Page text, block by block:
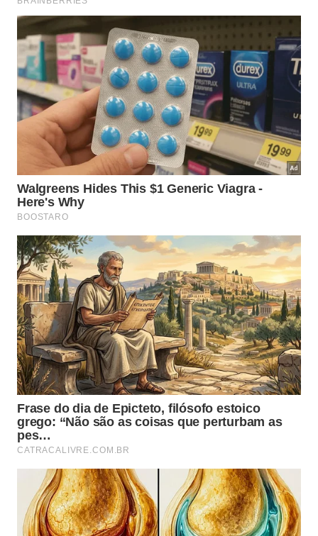
depois disso, se quiser conhecer a vista famosa das
fotos, é só seguir pela trilha por um trecho mais
íngreme até chegar no topo.
Para saber como chegar à Cachoeira do Paquetá,
clique aqui.
Buraco do Cação
Localizado no caminho para a famosa Praia do
Bonete, o Buraco do Cação chama a atenção tanto
dos aventureiros que vão por trilha, quanto dos que
navegam até lá, e não é pra menos. Imagine um
paredão de pedra com aproximadamente 80 metros
de altura que, a milhares de anos é castigado pelas
mais fortes ondulações de sul que Ilhabela recebe,
tão fortes que fizeram aberturas e fendas com
dezenas de metros de extensão e altura.